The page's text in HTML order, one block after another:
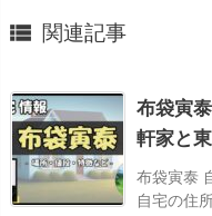
 関連記事
布袋寅
軒家と
布袋寅泰
自宅の住